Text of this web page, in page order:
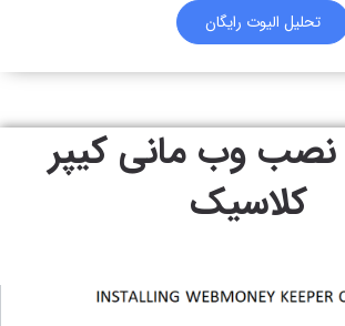
تحلیل الیوت رایگان
وب مانی کیپر
کلاسیک